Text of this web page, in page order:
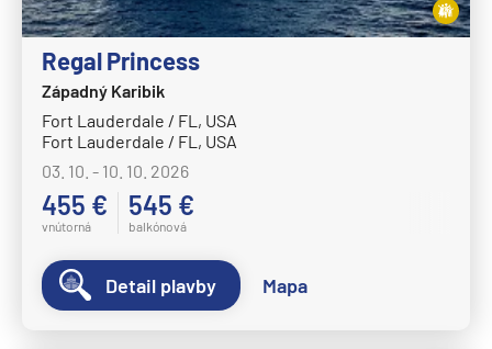
Regal Princess
Západný Karibik
Fort Lauderdale / FL, USA
Fort Lauderdale / FL, USA
03. 10. - 10. 10. 2026
455 €
vnútorná
545 €
balkónová
Detail plavby Mapa